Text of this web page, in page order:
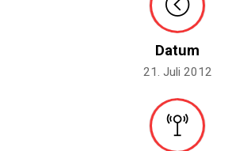
Datum
21. Juli 2012